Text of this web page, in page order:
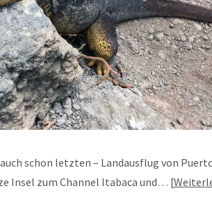
schon letzten – Landausflug von
Insel zum Channel Itabaca und…